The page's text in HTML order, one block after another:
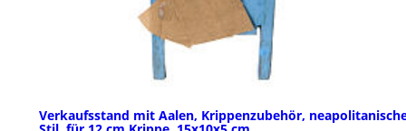
Verkaufsstand mit Aalen, Krippenzubehör,